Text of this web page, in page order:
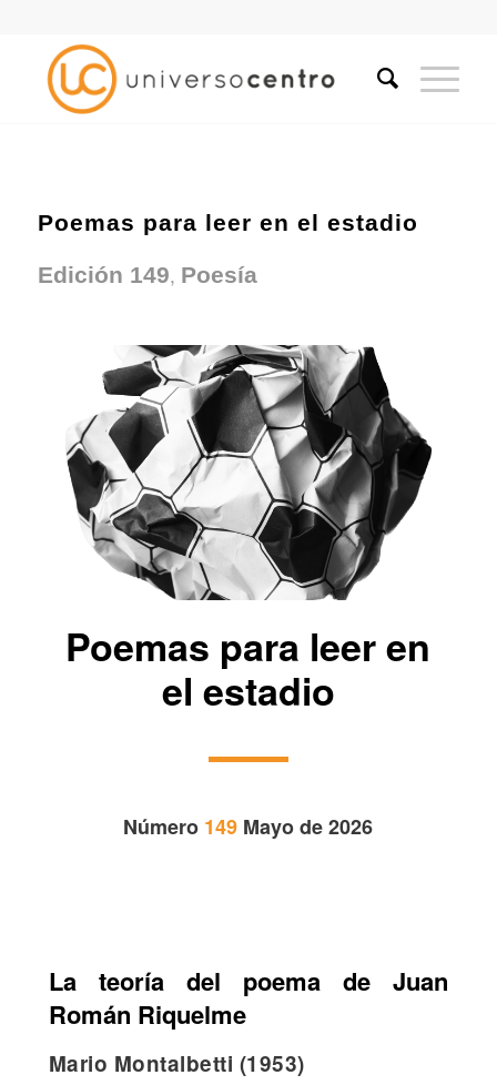
Poemas para leer en el estadio
Edición 149, Poesía
Poemas para leer en
el estadio
Número 149 Mayo de 2026
La teoría del poema de Juan
Román Riquelme
Mario Montalbetti (1953)